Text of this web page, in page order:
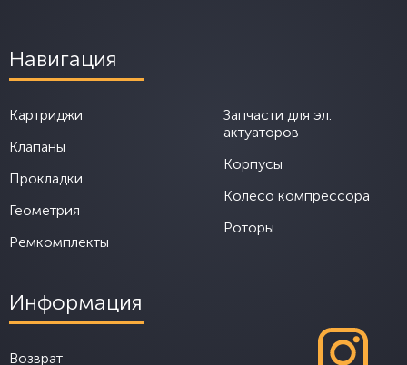
Навигация
Картриджи
Клапаны
Прокладки
Геометрия
Ремкомплекты
Запчасти для эл.
актуаторов
Корпусы
Колесо компрессора
Роторы
Информация
Возврат